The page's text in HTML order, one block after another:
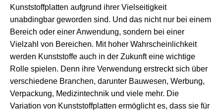
Kunststoffplatten aufgrund ihrer Vielseitigkeit
unabdingbar geworden sind. Und das nicht nur bei einem
Bereich oder einer Anwendung, sondern bei einer
Vielzahl von Bereichen. Mit hoher Wahrscheinlichkeit
werden Kunststoffe auch in der Zukunft eine wichtige
Rolle spielen. Denn ihre Verwendung erstreckt sich über
verschiedene Branchen, darunter Bauwesen, Werbung,
Verpackung, Medizintechnik und viele mehr. Die
Variation von Kunststoffplatten ermöglicht es, dass sie für